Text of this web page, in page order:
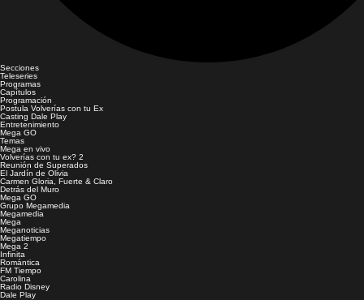
Secciones
Teleseries
Programas
Capítulos
Programación
Postula Volverías con tu Ex
Casting Dale Play
Entretenimiento
Mega GO
Temas
Mega en vivo
Volverías con tu ex? 2
Reunión de Superados
El Jardín de Olivia
Carmen Gloria, Fuerte & Claro
Detrás del Muro
Mega GO
Grupo Megamedia
Megamedia
Mega
Meganoticias
Megatiempo
Mega 2
Infinita
Romántica
FM Tiempo
Carolina
Radio Disney
Dale Play